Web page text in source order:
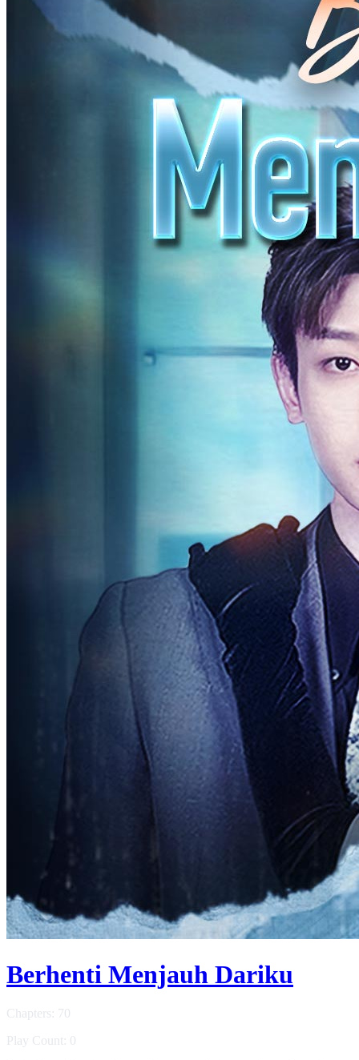
Berhenti Menjauh Dariku
Chapters: 70
Play Count: 0